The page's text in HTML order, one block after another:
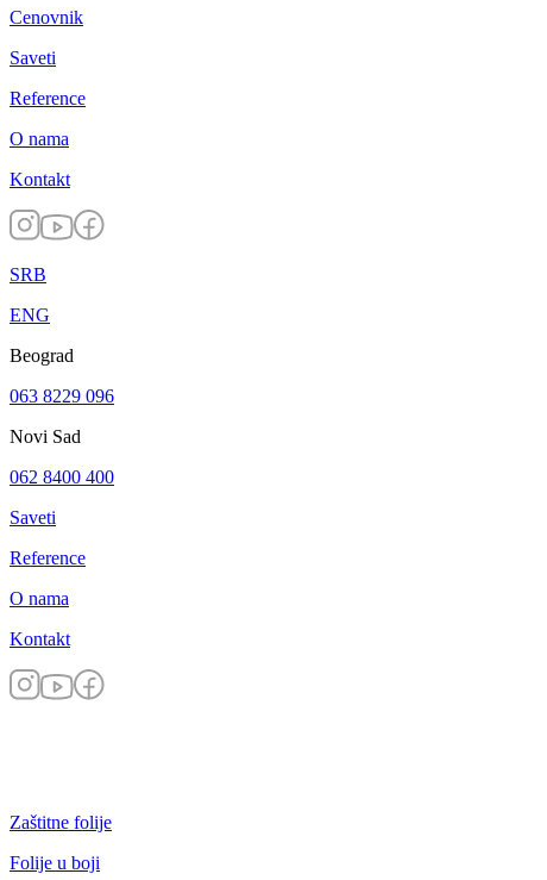
Cenovnik
Saveti
Reference
O nama
Kontakt
SRB
ENG
Beograd
063 8229 096
Novi Sad
062 8400 400
Saveti
Reference
O nama
Kontakt
Zaštitne folije
Folije u boji